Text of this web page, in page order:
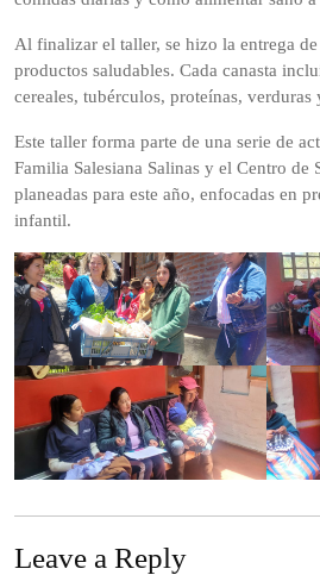
Al finalizar el taller, se hizo la entrega de
productos saludables. Cada canasta
cereales, tubérculos, proteínas, verduras
Este taller forma parte de una serie de
Familia Salesiana Salinas y el Centro de
planeadas para este año, enfocadas en
infantil.
Leave a Reply